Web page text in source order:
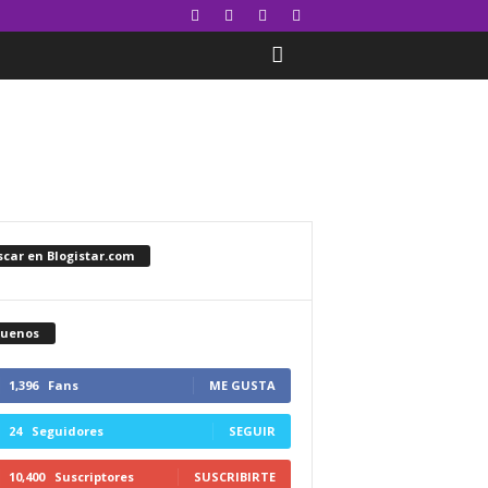
en Blogistar.com
1,396 Fans ME GUSTA
24 Seguidores SEGUIR
10,400 Suscriptores SUSCRIBIRTE